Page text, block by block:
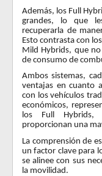
Además, los Full
grandes, lo que
recuperarla de
Esto contrasta con
Mild Hybrids, que
de consumo de
Ambos sistemas,
ventajas en cuanto
con los vehículos
económicos,
los Full Hybrids,
proporcionan una
La comprensión de
un factor clave para
se alinee con sus
la movilidad.